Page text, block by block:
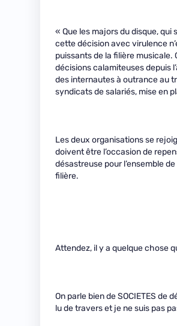
« Que les majors du disque,
cette décision avec virulence
puissants de la filière
décisions calamiteuses depuis
des internautes à outrance au
syndicats de salariés, mise en
Les deux organisations se
doivent être l’occasion de
désastreuse pour l’ensemble
filière.
Attendez, il y a quelque chose
On parle bien de SOCIETES de
lu de travers et je ne suis pas